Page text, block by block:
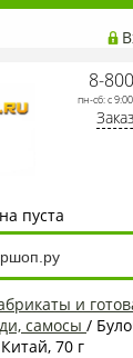
8-
пн-сб: с
пуста
и
самосы /
70 г